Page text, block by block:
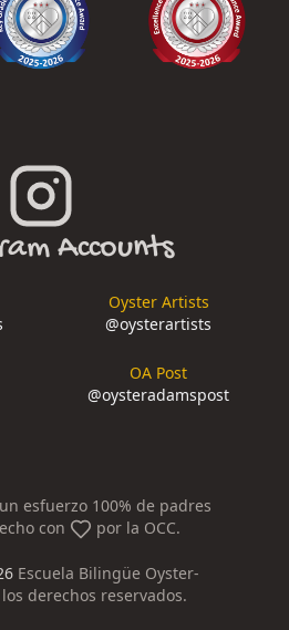
Accounts
Oyster Artists
@oysterartists
OA Post
@oysteradamspost
esfuerzo 100% de padres
con
por la OCC.
Escuela Bilingüe Oyster-
derechos reservados.